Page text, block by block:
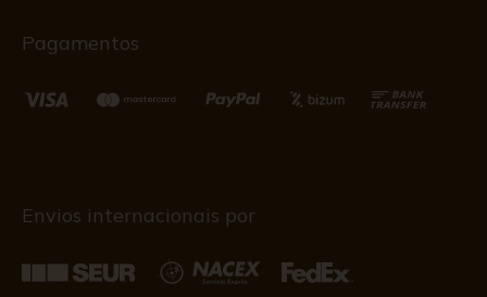
Pagamentos
Envios internacionais por